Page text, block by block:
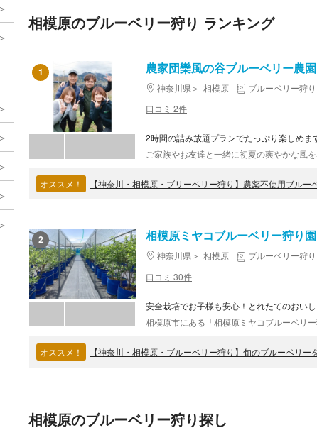
相模原のブルーベリー狩り ランキング
1 農家団欒風の谷ブルーベリー農園
神奈川県 相模原
ブルーベリー狩り
口コミ 2件
2時間の詰み放題プランでたっぷり楽しめま
オススメ！ 【神奈川・相模原・ブリーベリー狩り】農薬不使用ブルー
2 相模原ミヤコブルーベリー狩り園
神奈川県 相模原
ブルーベリー狩り
口コミ 30件
安全栽培でお子様も安心！とれたてのおい
オススメ！ 【神奈川・相模原・ブルーベリー狩り】旬のブルーベリー
相模原のブルーベリー狩り探し